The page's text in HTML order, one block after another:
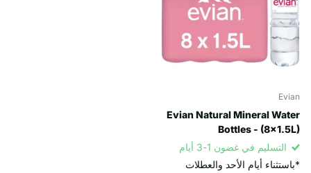
Evian
Evian Natural Mineral Water
Bottles - (8x1.5L)
التسليم في غضون 1-3 أيام
*باستثناء أيام الأحد والعطلات